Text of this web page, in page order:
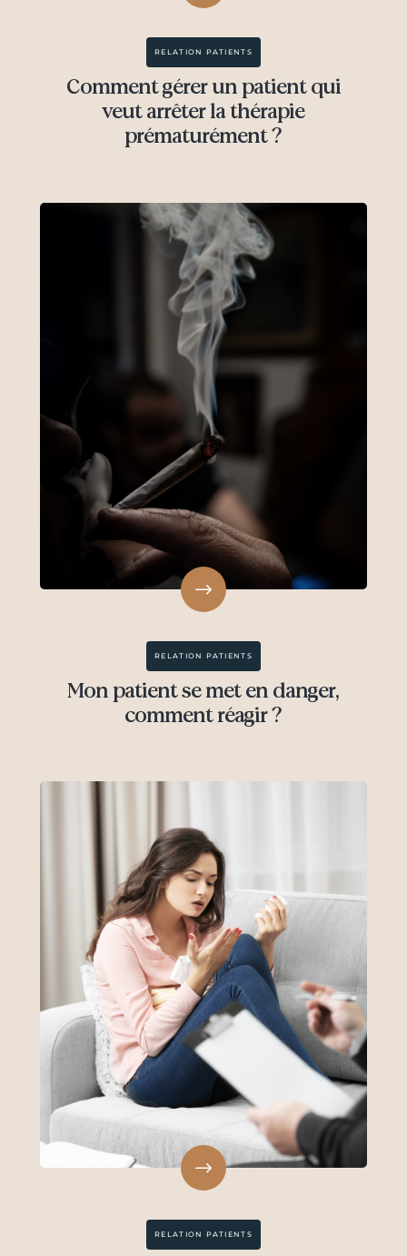
Comment gérer un patient qui
veut arrêter la thérapie
prématurément ?
RELATION PATIENTS
Mon patient se met en danger,
comment réagir ?
RELATION PATIENTS
RELATION PATIENTS